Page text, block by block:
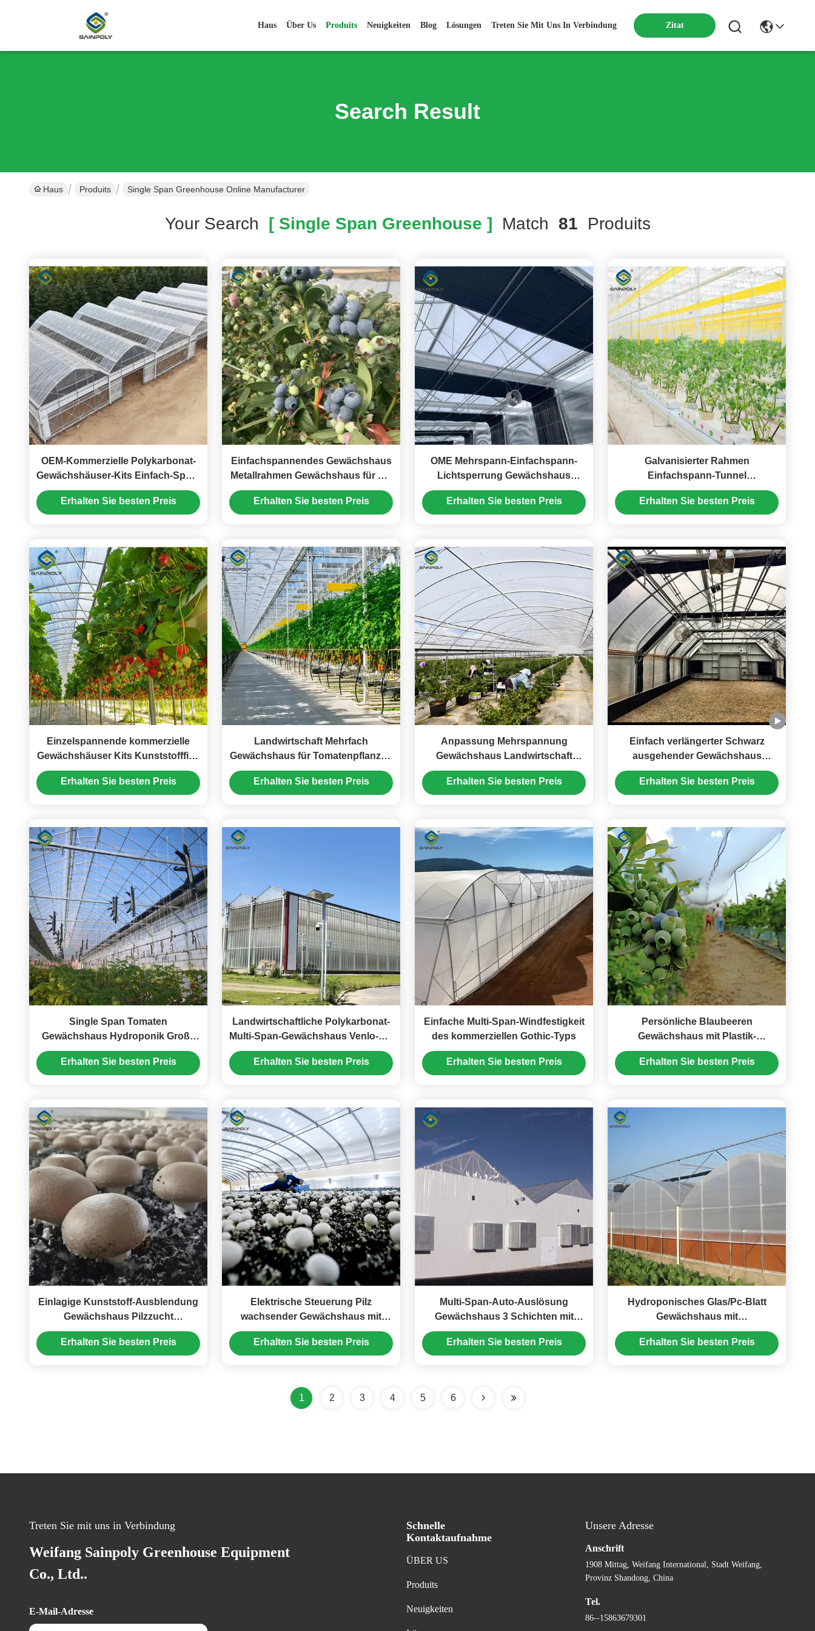
Haus Über Us Produits Neuigkeiten Blog Lösungen Treten Sie Mit Uns In Verbindung Zitat
Search Result
Haus Produits Single Span Greenhouse Online Manufacturer
Your Search [ Single Span Greenhouse ] Match 81 Produits
OEM-Kommerzielle Polykarbonat-
Gewächshäuser-Kits Einfach-Span-
Gewächshäuser-Gemüsesamen
Erhalten Sie besten Preis
Einfachspannendes Gewächshaus
Metallrahmen Gewächshaus für die
Blaubeerenproduktion
Erhalten Sie besten Preis
OME Mehrspann-Einfachspann-
Lichtsperrung Gewächshaus
Einfach zu installieren
Erhalten Sie besten Preis
Galvanisierter Rahmen
Einfachspann-Tunnel
Gewächshaus Kunststoffschuppen
für Gemüse
Erhalten Sie besten Preis
Einzelspannende kommerzielle
Gewächshäuser Kits Kunststofffilm
Tunnel Gewächshaus stabile
Struktur
Erhalten Sie besten Preis
Landwirtschaft Mehrfach
Gewächshaus für Tomatenpflanzen
und Gurken
Erhalten Sie besten Preis
Anpassung Mehrspannung
Gewächshaus Landwirtschaft
Gewächshaus für Beeren
Erhalten Sie besten Preis
Einfach verlängerter Schwarz
ausgehender Gewächshaus
Lichtentzug Einfachbogen-Tunnel
Gewächshaus
Erhalten Sie besten Preis
Single Span Tomaten
Gewächshaus Hydroponik Große
Glasgewächshäuser
Erhalten Sie besten Preis
Landwirtschaftliche Polykarbonat-
Multi-Span-Gewächshaus Venlo-Stil
30-60m Länge
Erhalten Sie besten Preis
Einfache Multi-Span-Windfestigkeit
des kommerziellen Gothic-Typs
Erhalten Sie besten Preis
Persönliche Blaubeeren
Gewächshaus mit Plastik-
Bedeckung Regenfest
Erhalten Sie besten Preis
Einlagige Kunststoff-Ausblendung
Gewächshaus Pilzzucht
Gewächshaus Gute Belüftung
Erhalten Sie besten Preis
Elektrische Steuerung Pilz
wachsender Gewächshaus mit
Heißverzinkung Rohrstruktur
Erhalten Sie besten Preis
Multi-Span-Auto-Auslösung
Gewächshaus 3 Schichten mit
Stahlstruktur
Erhalten Sie besten Preis
Hydroponisches Glas/Pc-Blatt
Gewächshaus mit
Tomatenanbausystem Groß
Erhalten Sie besten Preis
1 2 3 4 5 6
Treten Sie mit uns in Verbindung
Weifang Sainpoly Greenhouse Equipment
Co., Ltd..
E-Mail-Adresse
Schnelle
Kontaktaufnahme
ÜBER US
Produits
Neuigkeiten
Unsere Adresse
Anschrift
1908 Mittag, Weifang International, Stadt Weifang,
Provinz Shandong, China
Tel.
86--15863679301